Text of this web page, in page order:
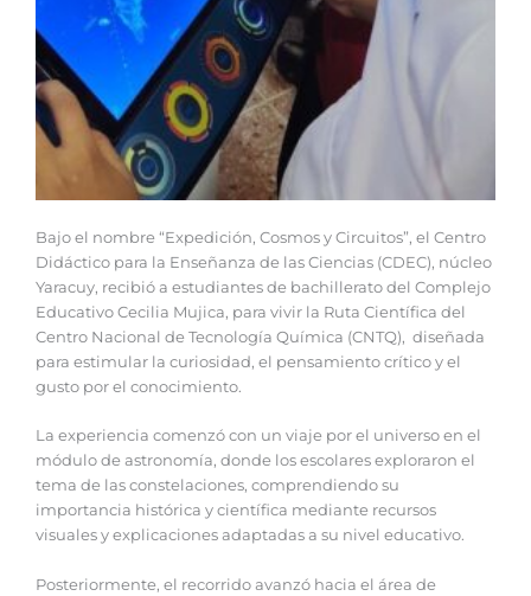
Bajo el nombre “Expedición, Cosmos y Circuitos”, el Centro
Didáctico para la Enseñanza de las Ciencias (CDEC), núcleo
Yaracuy, recibió a estudiantes de bachillerato del Complejo
Educativo Cecilia Mujica, para vivir la Ruta Científica del
Centro Nacional de Tecnología Química (CNTQ), diseñada
para estimular la curiosidad, el pensamiento crítico y el
gusto por el conocimiento.
La experiencia comenzó con un viaje por el universo en el
módulo de astronomía, donde los escolares exploraron el
tema de las constelaciones, comprendiendo su
importancia histórica y científica mediante recursos
visuales y explicaciones adaptadas a su nivel educativo.
Posteriormente, el recorrido avanzó hacia el área de